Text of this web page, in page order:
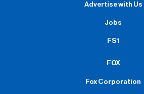
Advertise with Us
Jobs
FS1
FOX
Fox Corporation